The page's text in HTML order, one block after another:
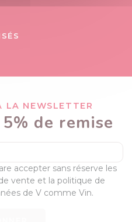
LA NEWSLETTER
de remise
accepter sans réserve les
vente et la politique de
de V comme Vin.